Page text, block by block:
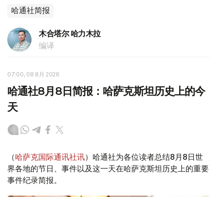
哈通社简报
木合塔尔 哈力木拉
编译
07:00, 08 8月 2026
哈通社8月8日简报：哈萨克斯坦历史上的今
天
（哈萨克国际通讯社讯）哈通社为各位读者总结8月8日世
界各地的节日、事件以及这一天在哈萨克斯坦历史上的重要
事件纪录简报。